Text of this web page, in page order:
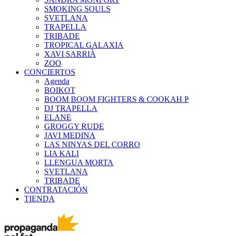
SMOKING SOULS
SVETLANA
TRAPELLA
TRIBADE
TROPICAL GALAXIA
XAVI SARRIÀ
ZOO
CONCIERTOS
Agenda
BOIKOT
BOOM BOOM FIGHTERS & COOKAH P
DJ TRAPELLA
ELANE
GROGGY RUDE
JAVI MEDINA
LAS NINYAS DEL CORRO
LIA KALI
LLENGUA MORTA
SVETLANA
TRIBADE
CONTRATACIÓN
TIENDA